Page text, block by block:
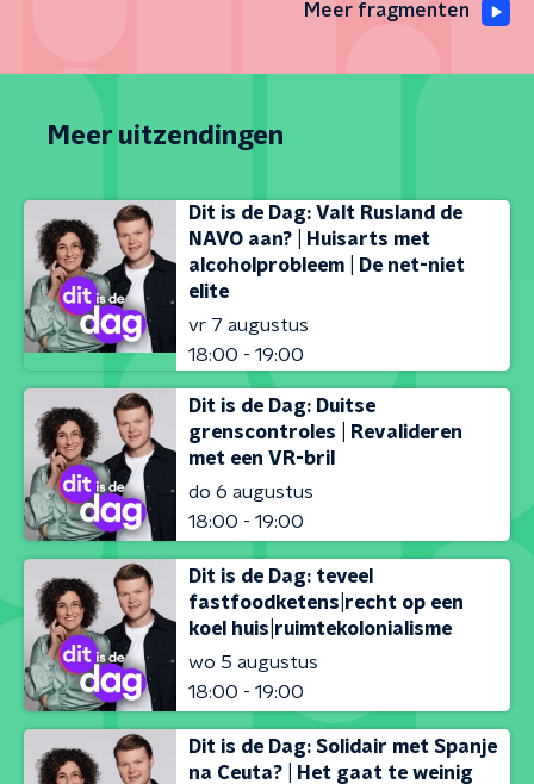
Meer fragmenten
Meer uitzendingen
Dit is de Dag: Valt Rusland de
NAVO aan? | Huisarts met
alcoholprobleem | De net-niet
elite
vr 7 augustus
18:00 - 19:00
Dit is de Dag: Duitse
grenscontroles | Revalideren
met een VR-bril
do 6 augustus
18:00 - 19:00
Dit is de Dag: teveel
fastfoodketens|recht op een
koel huis|ruimtekolonialisme
wo 5 augustus
18:00 - 19:00
Dit is de Dag: Solidair met Spanje
na Ceuta? | Het gaat te weinig